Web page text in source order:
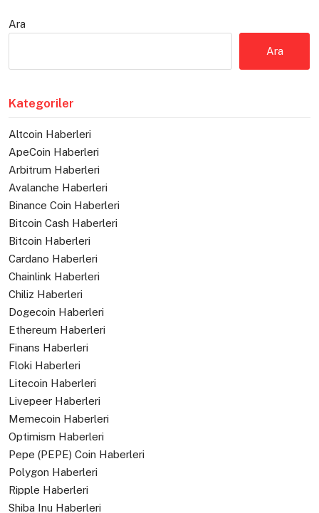
Ara
Ara
Kategoriler
Altcoin Haberleri
ApeCoin Haberleri
Arbitrum Haberleri
Avalanche Haberleri
Binance Coin Haberleri
Bitcoin Cash Haberleri
Bitcoin Haberleri
Cardano Haberleri
Chainlink Haberleri
Chiliz Haberleri
Dogecoin Haberleri
Ethereum Haberleri
Finans Haberleri
Floki Haberleri
Litecoin Haberleri
Livepeer Haberleri
Memecoin Haberleri
Optimism Haberleri
Pepe (PEPE) Coin Haberleri
Polygon Haberleri
Ripple Haberleri
Shiba Inu Haberleri